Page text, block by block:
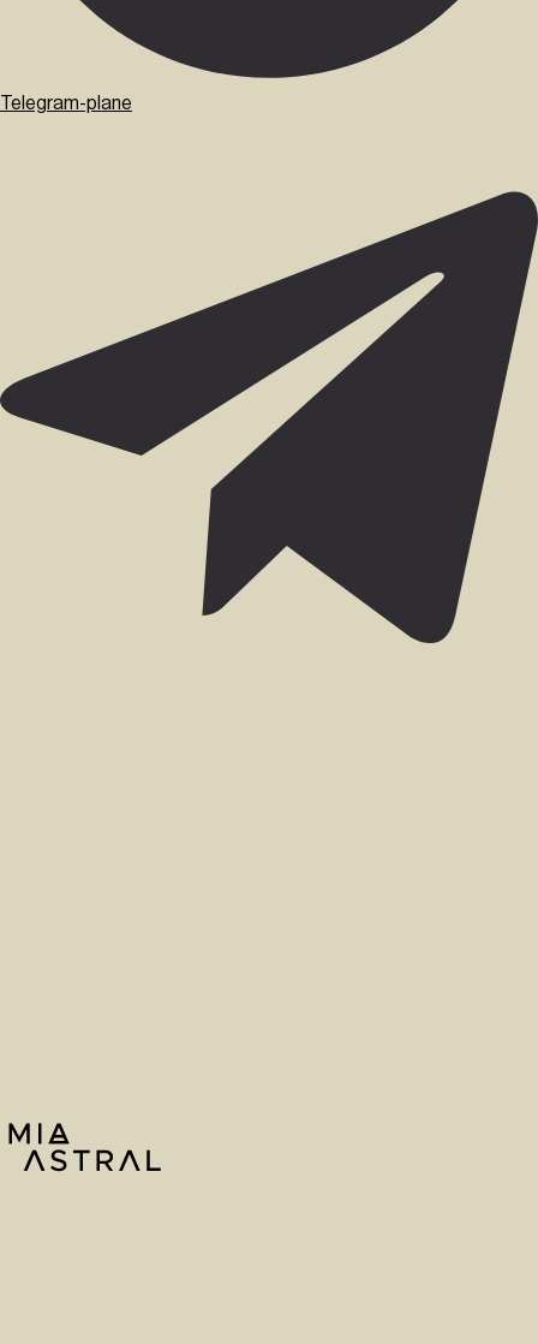
Telegram-plane